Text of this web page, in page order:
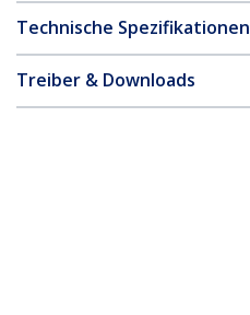
Technische Spezifikationen
Treiber & Downloads